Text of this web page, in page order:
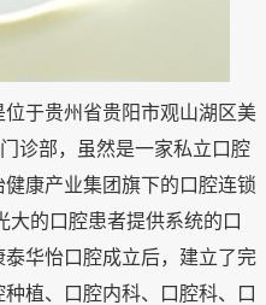
于贵州省贵阳市观山湖区美
诊部，虽然是一家私立口腔
康产业集团旗下的口腔连锁
的口腔患者提供系统的口
华怡口腔成立后，建立了完
植、口腔内科、口腔科、口